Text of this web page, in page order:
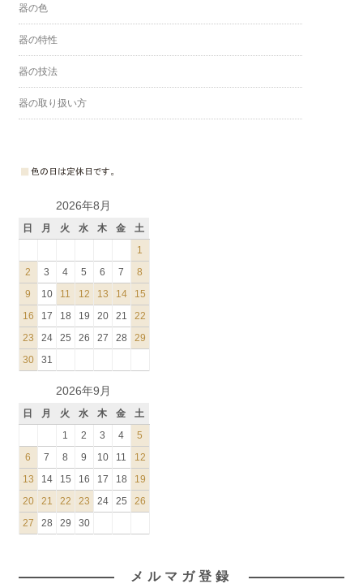
器の色
器の特性
器の技法
器の取り扱い方
2026年8月
日 月 火 水 木 金
土
1
2
3 4 5 6 7
8
9
10 11 12 13 14
15
16
17 18 19 20 21
22
23
24 25 26 27 28
29
30
31
2026年9月
日 月 火 水 木 金
土
1
2 3 4
5
6
7 8 9 10 11
12
13
14 15 16 17 18
19
20
21 22 23 24 25
26
27
28 29 30
メルマガ登録